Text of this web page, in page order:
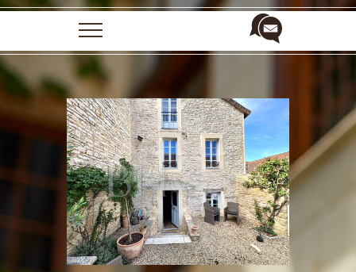
Propriétés à vendre
Rénovation
Galerie
Qui sommes-nous ?